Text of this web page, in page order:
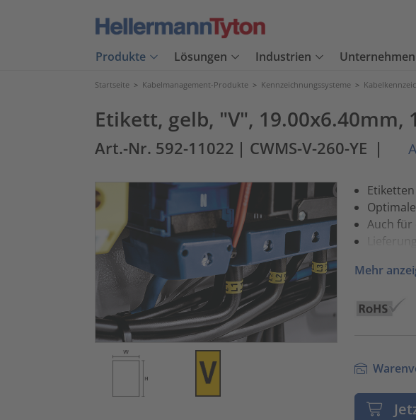
Produkte Lösungen Industrien Unternehmen
Startseite > Kabelmanagement-Produkte > Kennzeichnungssysteme >
Etikett, gelb, "V", 19.00x6.40mm,
Art.-Nr. 592-11022 | CWMS-V-260-YE |
Auch für
Mehr